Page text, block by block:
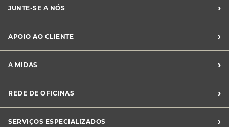
JUNTE-SE A NÓS ›
Franchising Midas
APOIO AO CLIENTE ›
Livro de Reclamações
Canal de Denúncias
Perguntas Frequentes
A MIDAS ›
Sustentabilidade
Notícias Midas
REDE DE OFICINAS ›
SERVIÇOS ESPECIALIZADOS
›